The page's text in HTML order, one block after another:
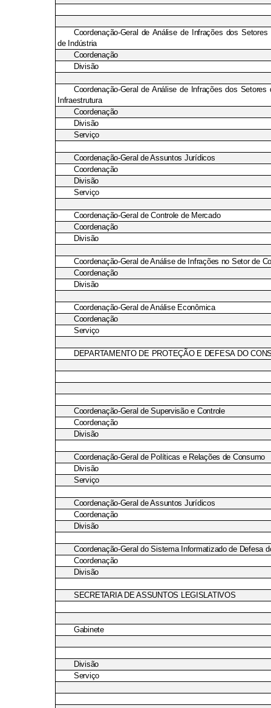
Coordenação-Geral de Análise de Infrações dos Setores
de Indústria
Coordenação
Divisão
Coordenação-Geral de Análise de Infrações dos
Infraestrutura
Coordenação
Divisão
Serviço
Coordenação-Geral de Assuntos Jurídicos
Coordenação
Divisão
Serviço
Coordenação-Geral de Controle de Mercado
Coordenação
Divisão
Coordenação-Geral de Análise de Infrações no Setor de
Coordenação
Divisão
Coordenação-Geral de Análise Econômica
Coordenação
Serviço
DEPARTAMENTO DE PROTEÇÃO E DEFESA DO
Coordenação-Geral de Supervisão e Controle
Coordenação
Divisão
Coordenação-Geral de Políticas e Relações de Consumo
Divisão
Serviço
Coordenação-Geral de Assuntos Jurídicos
Coordenação
Divisão
Coordenação-Geral do Sistema Informatizado de Defesa
Coordenação
Divisão
SECRETARIA DE ASSUNTOS LEGISLATIVOS
Gabinete
Divisão
Serviço